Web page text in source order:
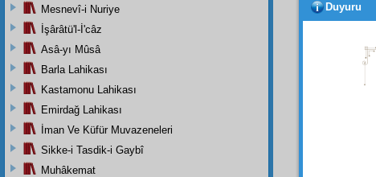
Ezcümle
Mesnevî-i Nuriye
İşârâtü'l-İ'câz
Asâ-yı Mûsâ
Barla Lahikası
Kastamonu Lahikası
Emirdağ Lahikası
İman Ve Küfür Muvazeneleri
Sikke-i Tasdik-i Gaybî
Muhâkemat
Duyuru